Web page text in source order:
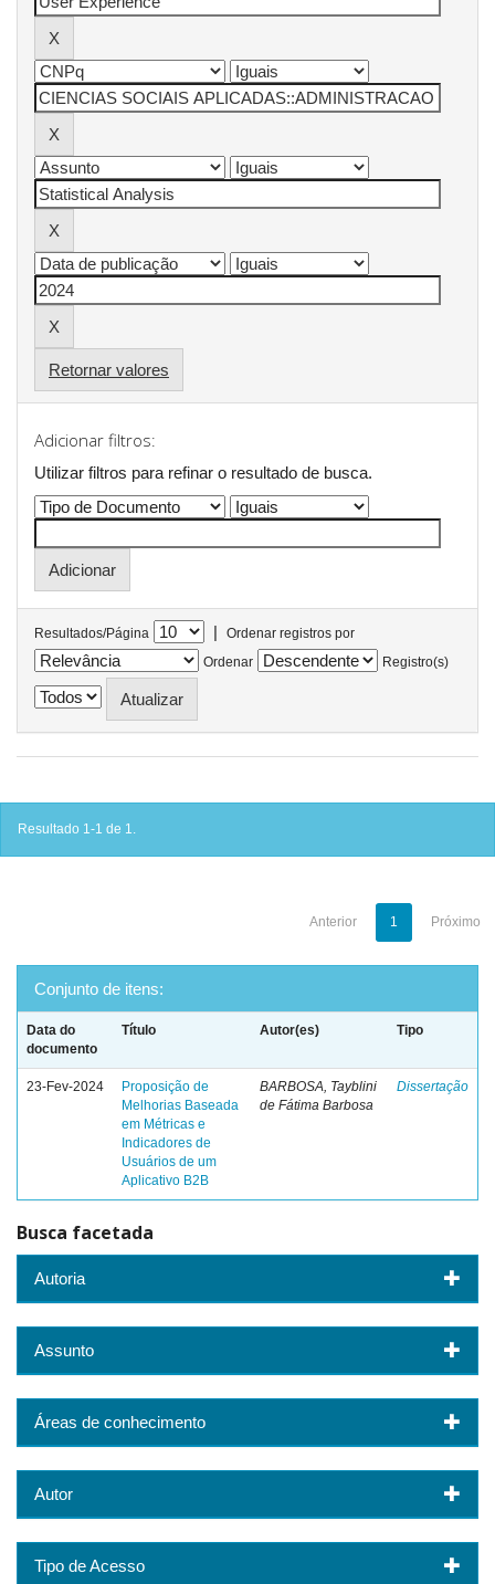
Retornar valores
Adicionar filtros:
Utilizar filtros para refinar o resultado de busca.
Resultados/Página |
Ordenar registros por
Ordenar
Registro(s)
Resultado 1-1 de 1.
Anterior 1 Próximo
Conjunto de itens:
Data do
documento
Título Autor(es) Tipo
23-Fev-2024
Proposição de
Melhorias Baseada
em Métricas e
Indicadores de
Usuários de um
Aplicativo B2B
BARBOSA, Tayblini
de Fátima Barbosa
Dissertação
Busca facetada
Autoria
Assunto
Áreas de conhecimento
Autor
Tipo de Acesso